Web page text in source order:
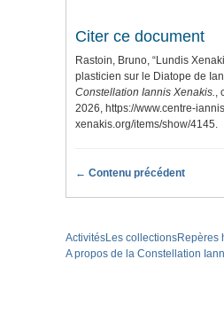
Citer ce document
Rastoin, Bruno, “Lundis
plasticien sur le Diatope de
Constellation Iannis Xenakis.,
2026, https://www.centre-
xenakis.org/items/show/4145.
← Contenu précédent
ActivitésLes collectionsRepères
A propos de la Constellation